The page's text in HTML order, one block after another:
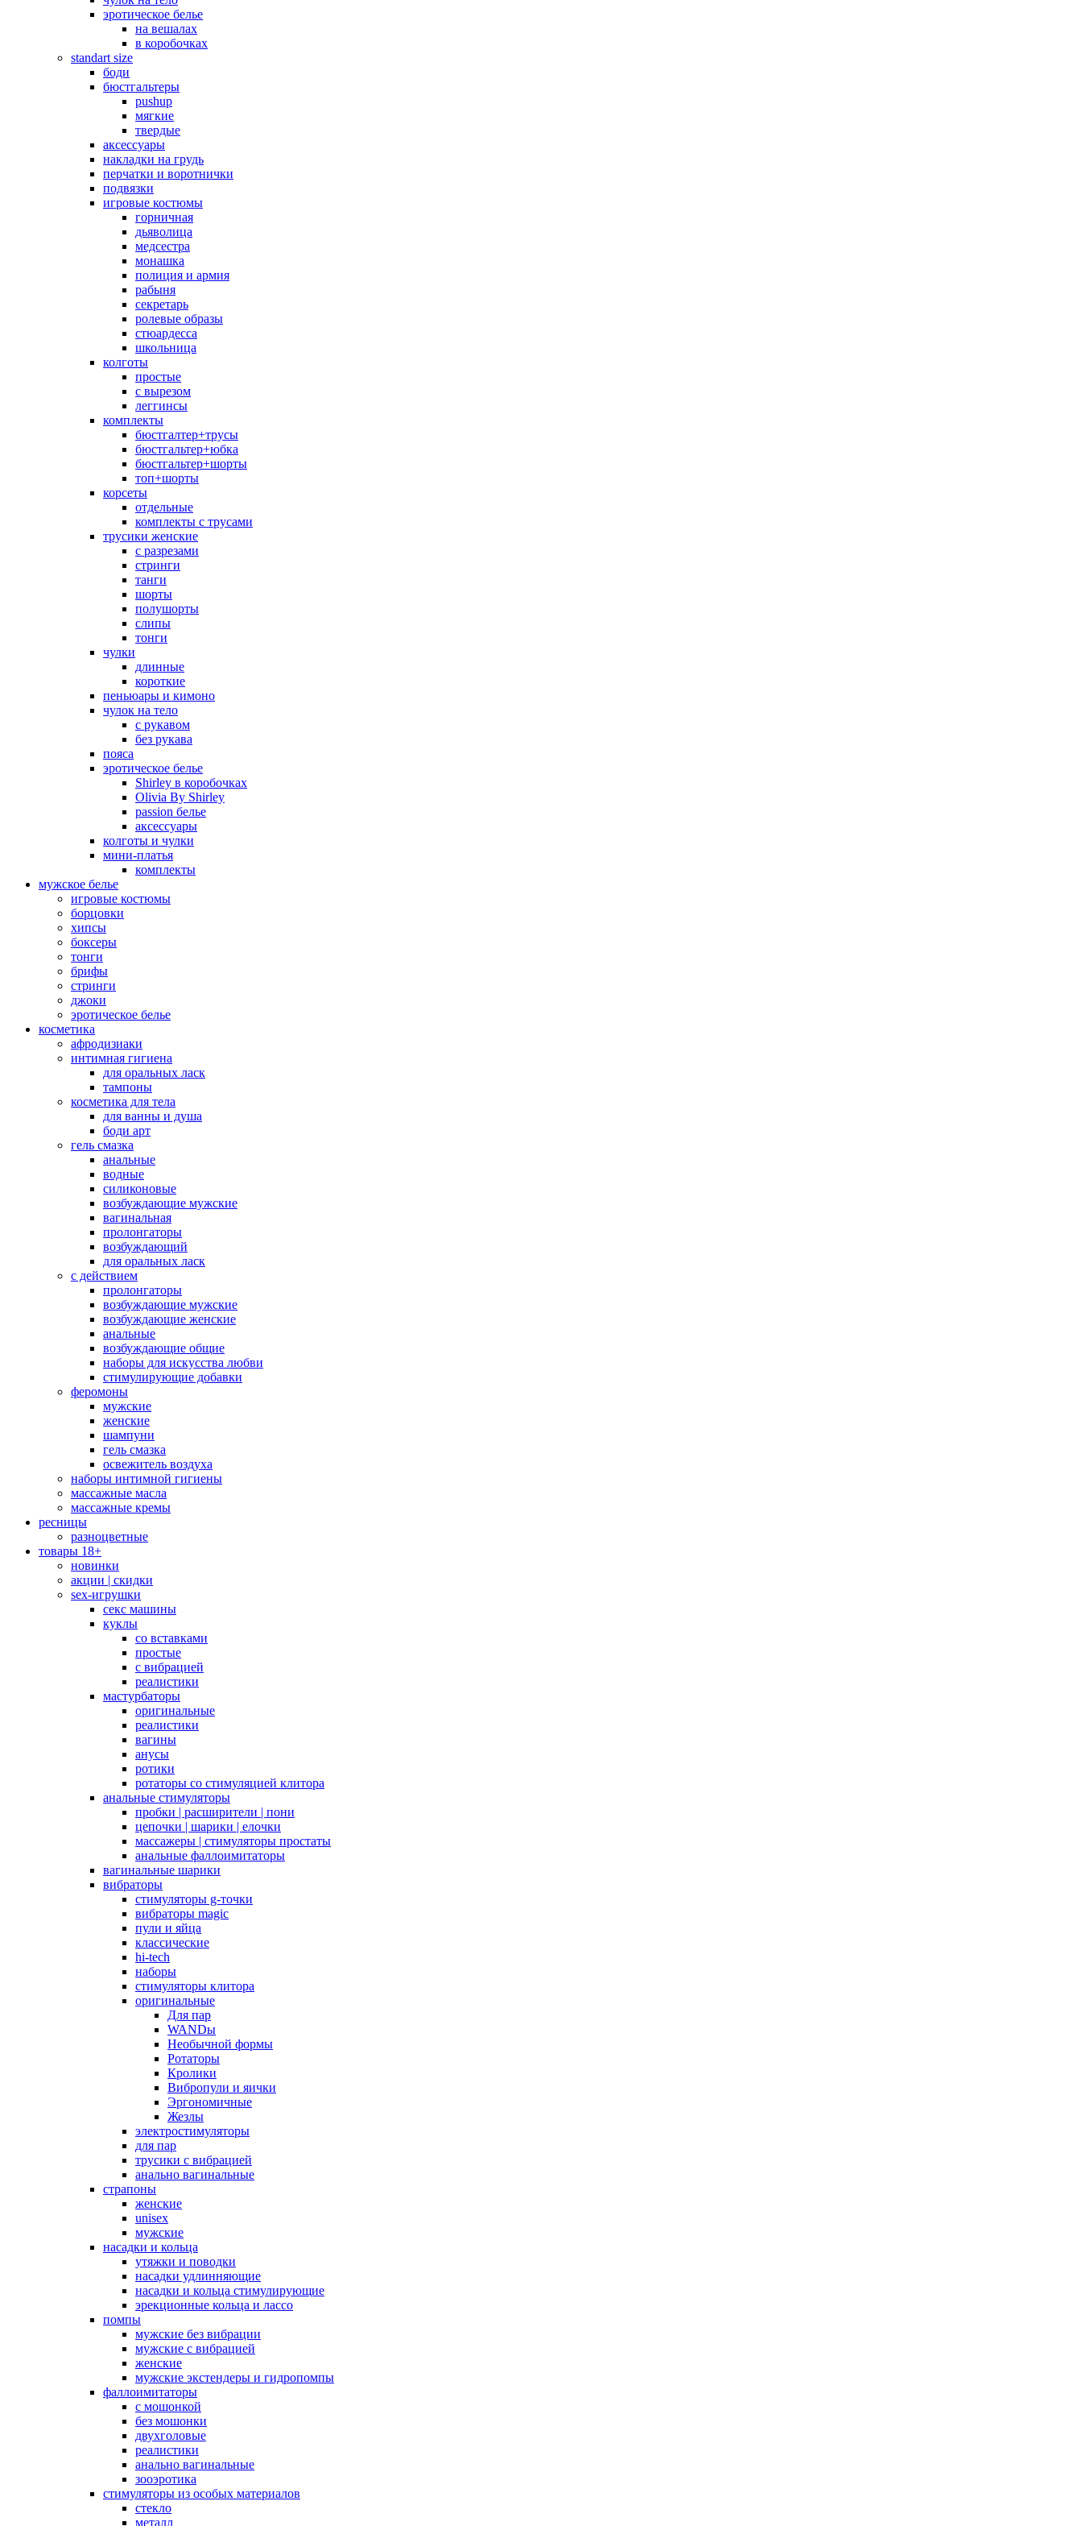
эротическое белье
на вешалах
в коробочках
standart size
боди
бюстгальтеры
pushup
мягкие
твердые
аксессуары
накладки на грудь
перчатки и воротнички
подвязки
игровые костюмы
горничная
дьяволица
медсестра
монашка
полиция и армия
рабыня
секретарь
ролевые образы
стюардесса
школьница
колготы
простые
с вырезом
леггинсы
комплекты
бюстгалтер+трусы
бюстгальтер+юбка
бюстгальтер+шорты
топ+шорты
корсеты
отдельные
комплекты с трусами
трусики женские
с разрезами
стринги
танги
шорты
полушорты
слипы
тонги
чулки
длинные
короткие
пеньюары и кимоно
чулок на тело
с рукавом
без рукава
пояса
эротическое белье
Shirley в коробочках
Olivia By Shirley
passion белье
аксессуары
колготы и чулки
мини-платья
комплекты
мужское белье
игровые костюмы
борцовки
хипсы
боксеры
тонги
брифы
стринги
джоки
эротическое белье
косметика
афродизиаки
интимная гигиена
для оральных ласк
тампоны
косметика для тела
для ванны и душа
боди арт
гель смазка
анальные
водные
силиконовые
возбуждающие мужские
вагинальная
пролонгаторы
возбуждающий
для оральных ласк
с действием
пролонгаторы
возбуждающие мужские
возбуждающие женские
анальные
возбуждающие общие
наборы для искусства любви
стимулирующие добавки
феромоны
мужские
женские
шампуни
гель смазка
освежитель воздуха
наборы интимной гигиены
массажные масла
массажные кремы
ресницы
разноцветные
товары 18+
новинки
акции | скидки
sex-игрушки
секс машины
куклы
со вставками
простые
с вибрацией
реалистики
мастурбаторы
оригинальные
реалистики
вагины
анусы
ротики
ротаторы со стимуляцией клитора
анальные стимуляторы
пробки | расширители | пони
цепочки | шарики | елочки
массажеры | стимуляторы простаты
анальные фаллоимитаторы
вагинальные шарики
вибраторы
стимуляторы g-точки
вибраторы magic
пули и яйца
классические
hi-tech
наборы
стимуляторы клитора
оригинальные
Для пар
WANDы
Необычной формы
Ротаторы
Кролики
Вибропули и яички
Эргономичные
Жезлы
электростимуляторы
для пар
трусики с вибрацией
анально вагинальные
страпоны
женские
unisex
мужские
насадки и кольца
утяжки и поводки
насадки удлинняющие
насадки и кольца стимулирующие
эрекционные кольца и лассо
помпы
мужские без вибрации
мужские с вибрацией
женские
мужские экстендеры и гидропомпы
фаллоимитаторы
с мошонкой
без мошонки
двухголовые
реалистики
анально вагинальные
зооэротика
стимуляторы из особых материалов
стекло
металл